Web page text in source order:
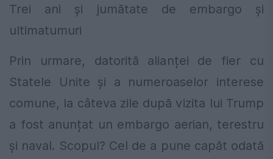
Trei ani și jumătate de embargo și
ultimatumuri
Prin urmare, datorită alianței de fier cu
Statele Unite și a numeroaselor interese
comune, la câteva zile după vizita lui Trump
a fost anunțat un embargo aerian, terestru
și naval. Scopul? Cel de a pune capăt odată